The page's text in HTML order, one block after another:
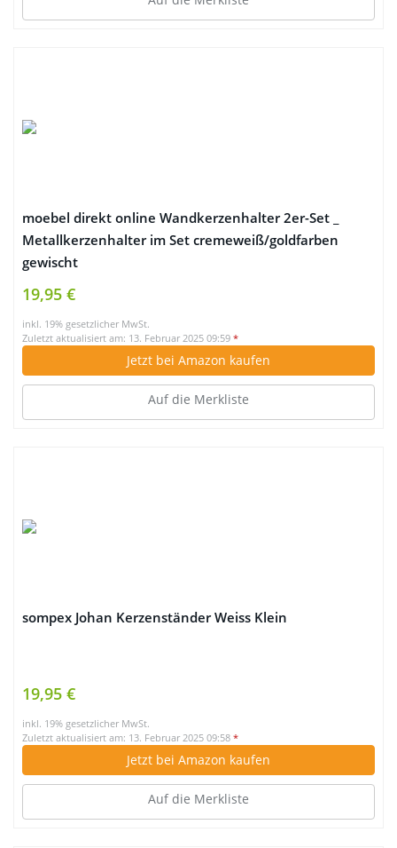
moebel direkt online Wandkerzenhalter 2er-Set _
Metallkerzenhalter im Set cremeweiß/goldfarben
gewischt
19,95 €
inkl. 19% gesetzlicher MwSt.
Zuletzt aktualisiert am: 13. Februar 2025 09:59 *
Jetzt bei Amazon kaufen
Auf die Merkliste
sompex Johan Kerzenständer Weiss Klein
19,95 €
inkl. 19% gesetzlicher MwSt.
Zuletzt aktualisiert am: 13. Februar 2025 09:58 *
Jetzt bei Amazon kaufen
Auf die Merkliste